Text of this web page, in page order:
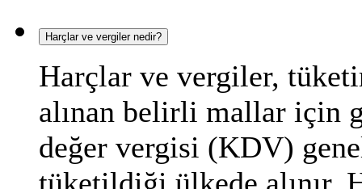
Harçlar ve vergiler nedir?
Harçlar ve vergiler,
alınan belirli mallar için
değer vergisi (KDV)